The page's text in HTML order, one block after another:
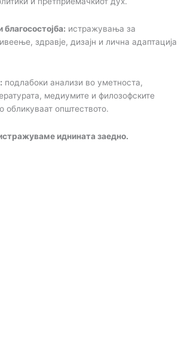
истражувања за
здравје, дизајн и лична адаптација
подлабоки анализи во уметноста,
медиумите и филозофските
обликуваат општеството.
иднината заедно.